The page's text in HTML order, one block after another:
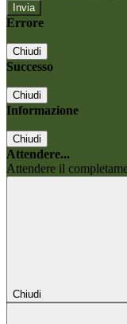
Errore
Chiudi
Successo
Chiudi
Informazione
Chiudi
Attendere...
Attendere il
Chiudi